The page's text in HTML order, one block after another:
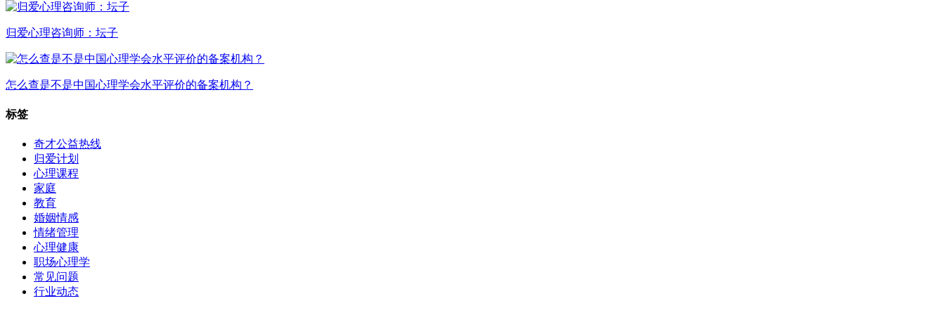
归爱心理咨询师：坛子
怎么查是不是中国心理学会水平评价的备案机构？
标签
奇才公益热线
归爱计划
心理课程
家庭
教育
婚姻情感
情绪管理
心理健康
职场心理学
常见问题
行业动态